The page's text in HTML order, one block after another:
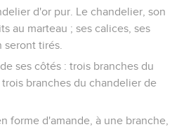
d'or pur. Le chandelier, son
au marteau ; ses calices, ses
seront tirés.
ses côtés : trois branches du
branches du chandelier de
forme d'amande, à une branche,